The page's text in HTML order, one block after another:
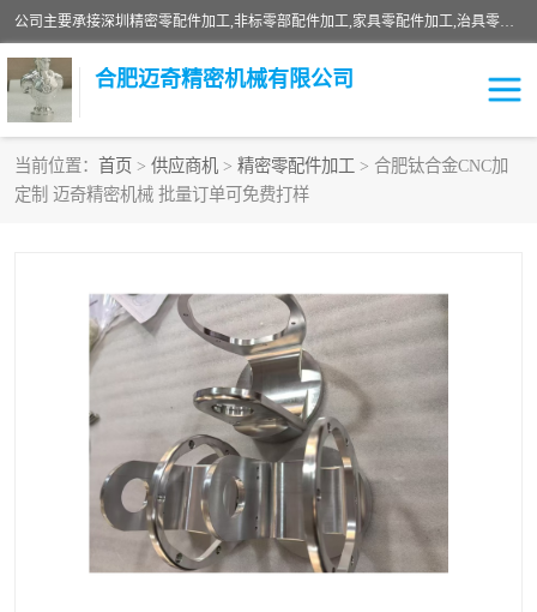
公司主要承接深圳精密零配件加工,非标零部配件加工,家具零配件加工,治具零配件加工,安徽精密零配件加工等各种各种精密机械加工，欢迎来来电咨询！
合肥迈奇精密机械有限公司
当前位置： 首页 > 供应商机 > 精密零配件加工 > 合肥钛合金CNC加
定制 迈奇精密机械 批量订单可免费打样
铣床加工 精密零配件加工
家具零配件加工 数控精密机加工
机床零件加工
CNC加工 数控机床加工
不锈钢加工